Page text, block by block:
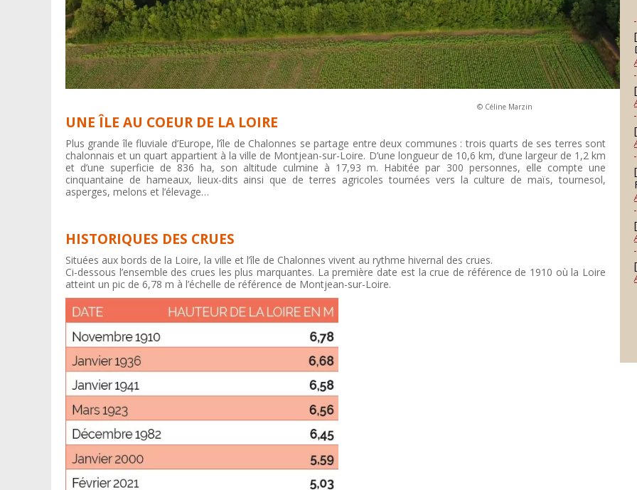
© Céline Marzin
UNE ÎLE AU COEUR DE LA LOIRE
Plus grande île fluviale d’Europe, l’île de Chalonnes se partage entre deux communes : trois quarts de ses terres sont
chalonnais et un quart appartient à la ville de Montjean-sur-Loire. D’une longueur de 10,6 km, d’une largeur de 1,2 km
et d’une superficie de 836 ha, son altitude culmine à 17,93 m. Habitée par 300 personnes, elle compte une
cinquantaine de hameaux, lieux-dits ainsi que de terres agricoles tournées vers la culture de maïs, tournesol,
asperges, melons et l’élevage…
HISTORIQUES DES CRUES
Situées aux bords de la Loire, la ville et l’île de Chalonnes vivent au rythme hivernal des crues.
Ci-dessous l’ensemble des crues les plus marquantes. La première date est la crue de référence de 1910 où la Loire
atteint un pic de 6,78 m à l’échelle de référence de Montjean-sur-Loire.